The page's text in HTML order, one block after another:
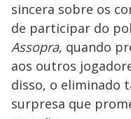
sincera sobre os
de participar do
Assopra, quando
aos outros
disso, o eliminado
surpresa que